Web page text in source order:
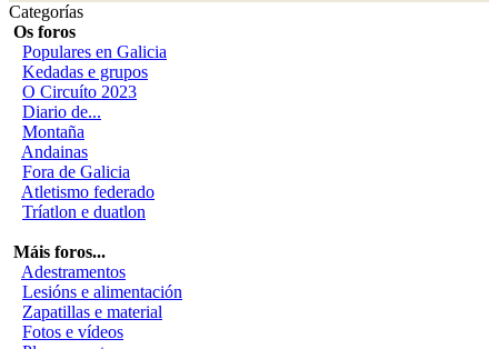
Categorías
Os foros
Populares en Galicia
Kedadas e grupos
O Circuíto 2023
Diario de...
Montaña
Andainas
Fora de Galicia
Atletismo federado
Tríatlon e duatlon
Máis foros...
Adestramentos
Lesións e alimentación
Zapatillas e material
Fotos e vídeos